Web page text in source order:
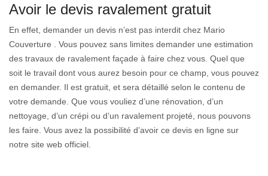
Avoir le devis ravalement gratuit
En effet, demander un devis n’est pas interdit chez Mario
Couverture . Vous pouvez sans limites demander une estimation
des travaux de ravalement façade à faire chez vous. Quel que
soit le travail dont vous aurez besoin pour ce champ, vous pouvez
en demander. Il est gratuit, et sera détaillé selon le contenu de
votre demande. Que vous vouliez d’une rénovation, d’un
nettoyage, d’un crépi ou d’un ravalement projeté, nous pouvons
les faire. Vous avez la possibilité d’avoir ce devis en ligne sur
notre site web officiel.